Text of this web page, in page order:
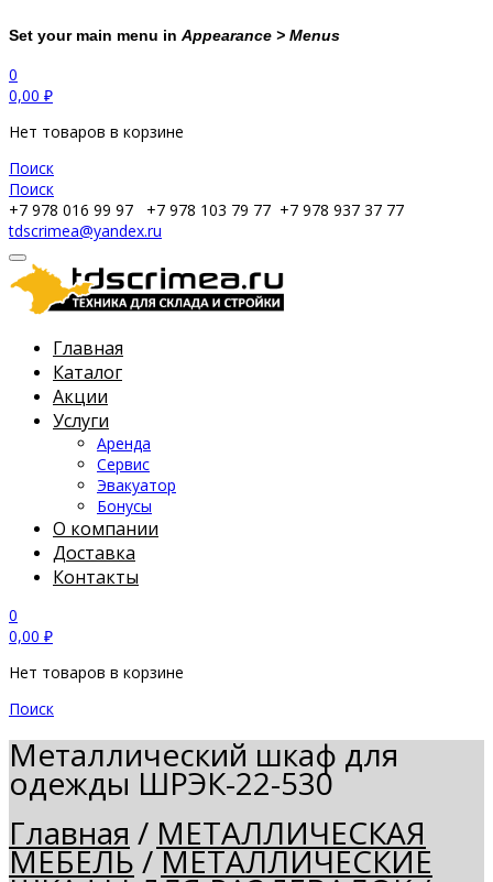
Set your main menu in Appearance > Menus
0
0,00 ₽
Нет товаров в корзине
Поиск
Поиск
+7 978 016 99 97
+7 978 103 79 77 +7 978 937 37 77
tdscrimea@yandex.ru
Главная
Каталог
Акции
Услуги
Аренда
Сервис
Эвакуатор
Бонусы
О компании
Доставка
Контакты
0
0,00 ₽
Нет товаров в корзине
Поиск
Металлический шкаф для
одежды ШРЭК-22-530
Главная / МЕТАЛЛИЧЕСКАЯ
МЕБЕЛЬ /МЕТАЛЛИЧЕСКИЕ